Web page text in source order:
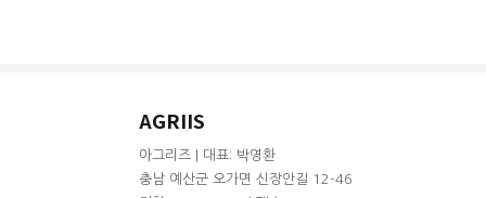
AGRIIS
아그리즈 | 대표: 박영환
충남 예산군 오가면 신장안길 12-46